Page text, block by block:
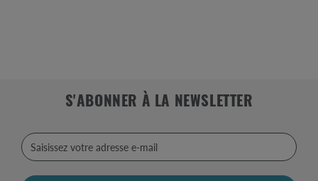
S'ABONNER À LA NEWSLETTER